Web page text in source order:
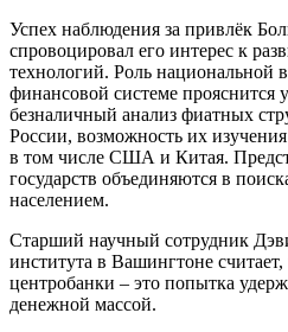
Успех наблюдения за привлёк
спровоцировал его интерес к
технологий. Роль национальной
финансовой системе
безналичный анализ фиатных
России, возможность их
в том числе США и Китая.
государств объединяются в
населением.
Старший научный сотрудник
института в Вашингтоне
центробанки – это попытка
денежной массой.